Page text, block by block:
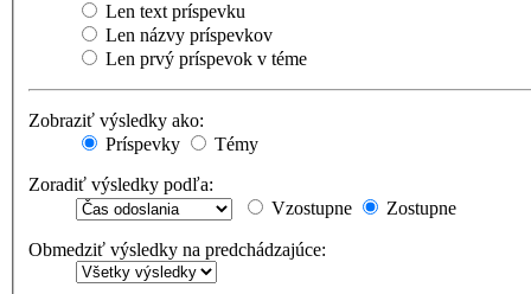
Len text príspevku
Len názvy príspevkov
Len prvý príspevok v téme
Zobraziť výsledky ako:
Príspevky
Témy
Zoradiť výsledky podľa:
Vzostupne
Zostupne
Obmedziť výsledky na predchádzajúce: